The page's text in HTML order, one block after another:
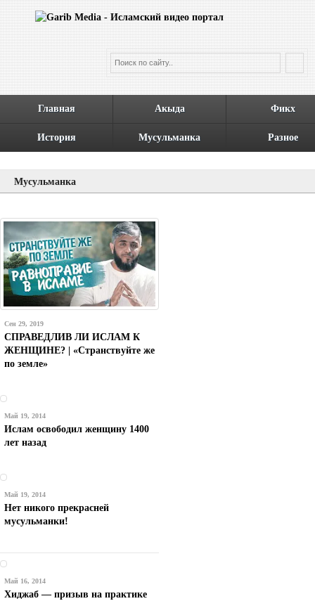
Главная Акыда Фикх
История Мусульманка Разное
Мусульманка
Сен 29, 2019
СПРАВЕДЛИВ ЛИ ИСЛАМ К
ЖЕНЩИНЕ? | «Странствуйте же
по земле»
Май 19, 2014
Ислам освободил женщину 1400
лет назад
Май 19, 2014
Нет никого прекрасней
мусульманки!
Май 16, 2014
Хиджаб — призыв на практике